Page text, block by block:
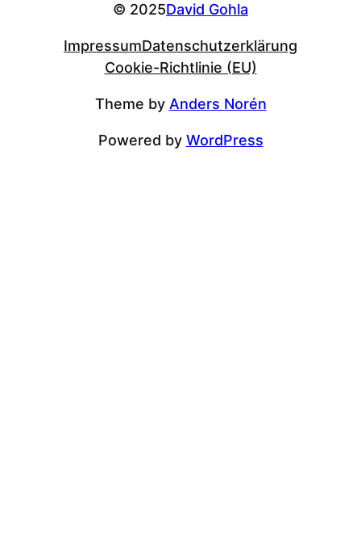
© 2025David Gohla
ImpressumDatenschutzerklärung
Cookie-Richtlinie (EU)
Theme by Anders Norén
Powered by WordPress